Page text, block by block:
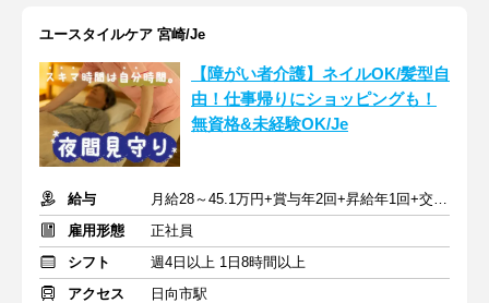
ユースタイルケア 宮崎/Je
【障がい者介護】ネイルOK/髪型自
由！仕事帰りにショッピングも！
無資格&未経験OK/Je
給与
月給28～45.1万円+賞与年2回+昇給年1回+交通費全額
雇用形態
正社員
シフト
週4日以上 1日8時間以上
アクセス
日向市駅